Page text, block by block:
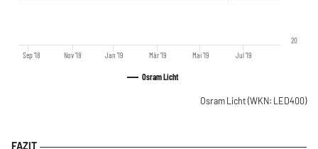
Osram Licht
Sep '18 Nov '18 Jan '19 Mär '19 Mai '19 Jul '19
20
Osram Licht (WKN: LED400)